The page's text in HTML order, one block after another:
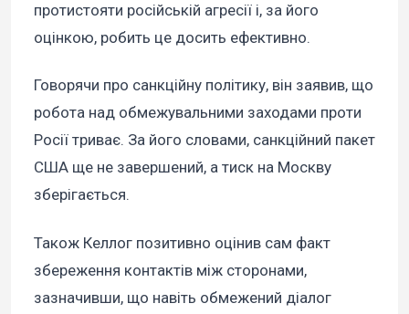
протистояти російській агресії і, за його
оцінкою, робить це досить ефективно.
Говорячи про санкційну політику, він заявив, що
робота над обмежувальними заходами проти
Росії триває. За його словами, санкційний пакет
США ще не завершений, а тиск на Москву
зберігається.
Також Келлог позитивно оцінив сам факт
збереження контактів між сторонами,
зазначивши, що навіть обмежений діалог